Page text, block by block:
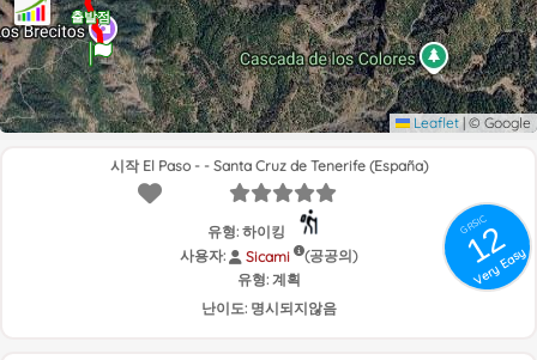
출발점
Leaflet | © Google
GRSIC
12
Very Easy
시작 El Paso - - Santa Cruz de Tenerife (España)
유형: 하이킹
사용자:
Sicami
(공공의)
유형: 계획
난이도: 명시되지않음